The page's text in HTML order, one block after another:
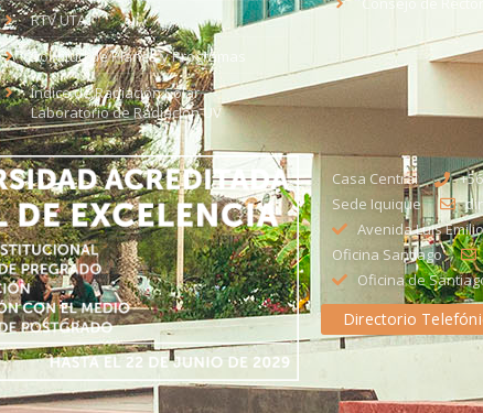
RTV UTA
Solicitud de Planes y Programas
Índice de Radiación Solar -
Laboratorio de Radiación UV
Casa Central
Sede Iquique
Avenida Luis
Oficina Santiago
Oficina de
Directorio